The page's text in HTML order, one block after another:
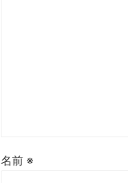
名前 ※